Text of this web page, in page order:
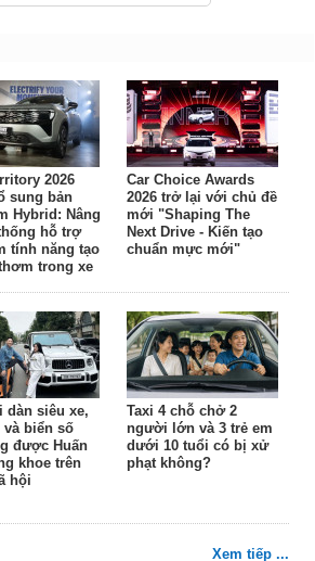
2026
sung bản
Hybrid: Nâng
hỗ trợ
tính năng tạo
trong xe
Car Choice Awards
2026 trở lại với chủ đề
mới "Shaping The
Next Drive - Kiến tạo
chuẩn mực mới"
dàn siêu xe,
và biển số
được Huấn
khoe trên
hội
Taxi 4 chỗ chở 2
người lớn và 3 trẻ em
dưới 10 tuổi có bị xử
phạt không?
Xem tiếp ...